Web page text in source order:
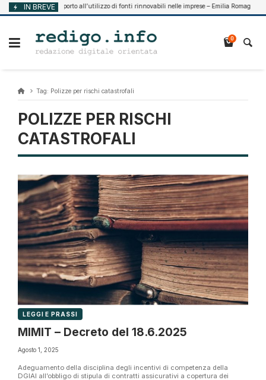
Vai
al
IN BREVE
7, 2026 Supporto all’utilizzo di fonti rinnovabili nelle imprese – Emilia Romagna
0
Tag: Polizze per rischi catastrofali
POLIZZE PER RISCHI
CATASTROFALI
LEGGI E PRASSI
MIMIT – Decreto del 18.6.2025
Agosto 1, 2025
Adeguamento della disciplina degli incentivi di competenza della
DGIAI all’obbligo di stipula di contratti assicurativi a copertura dei